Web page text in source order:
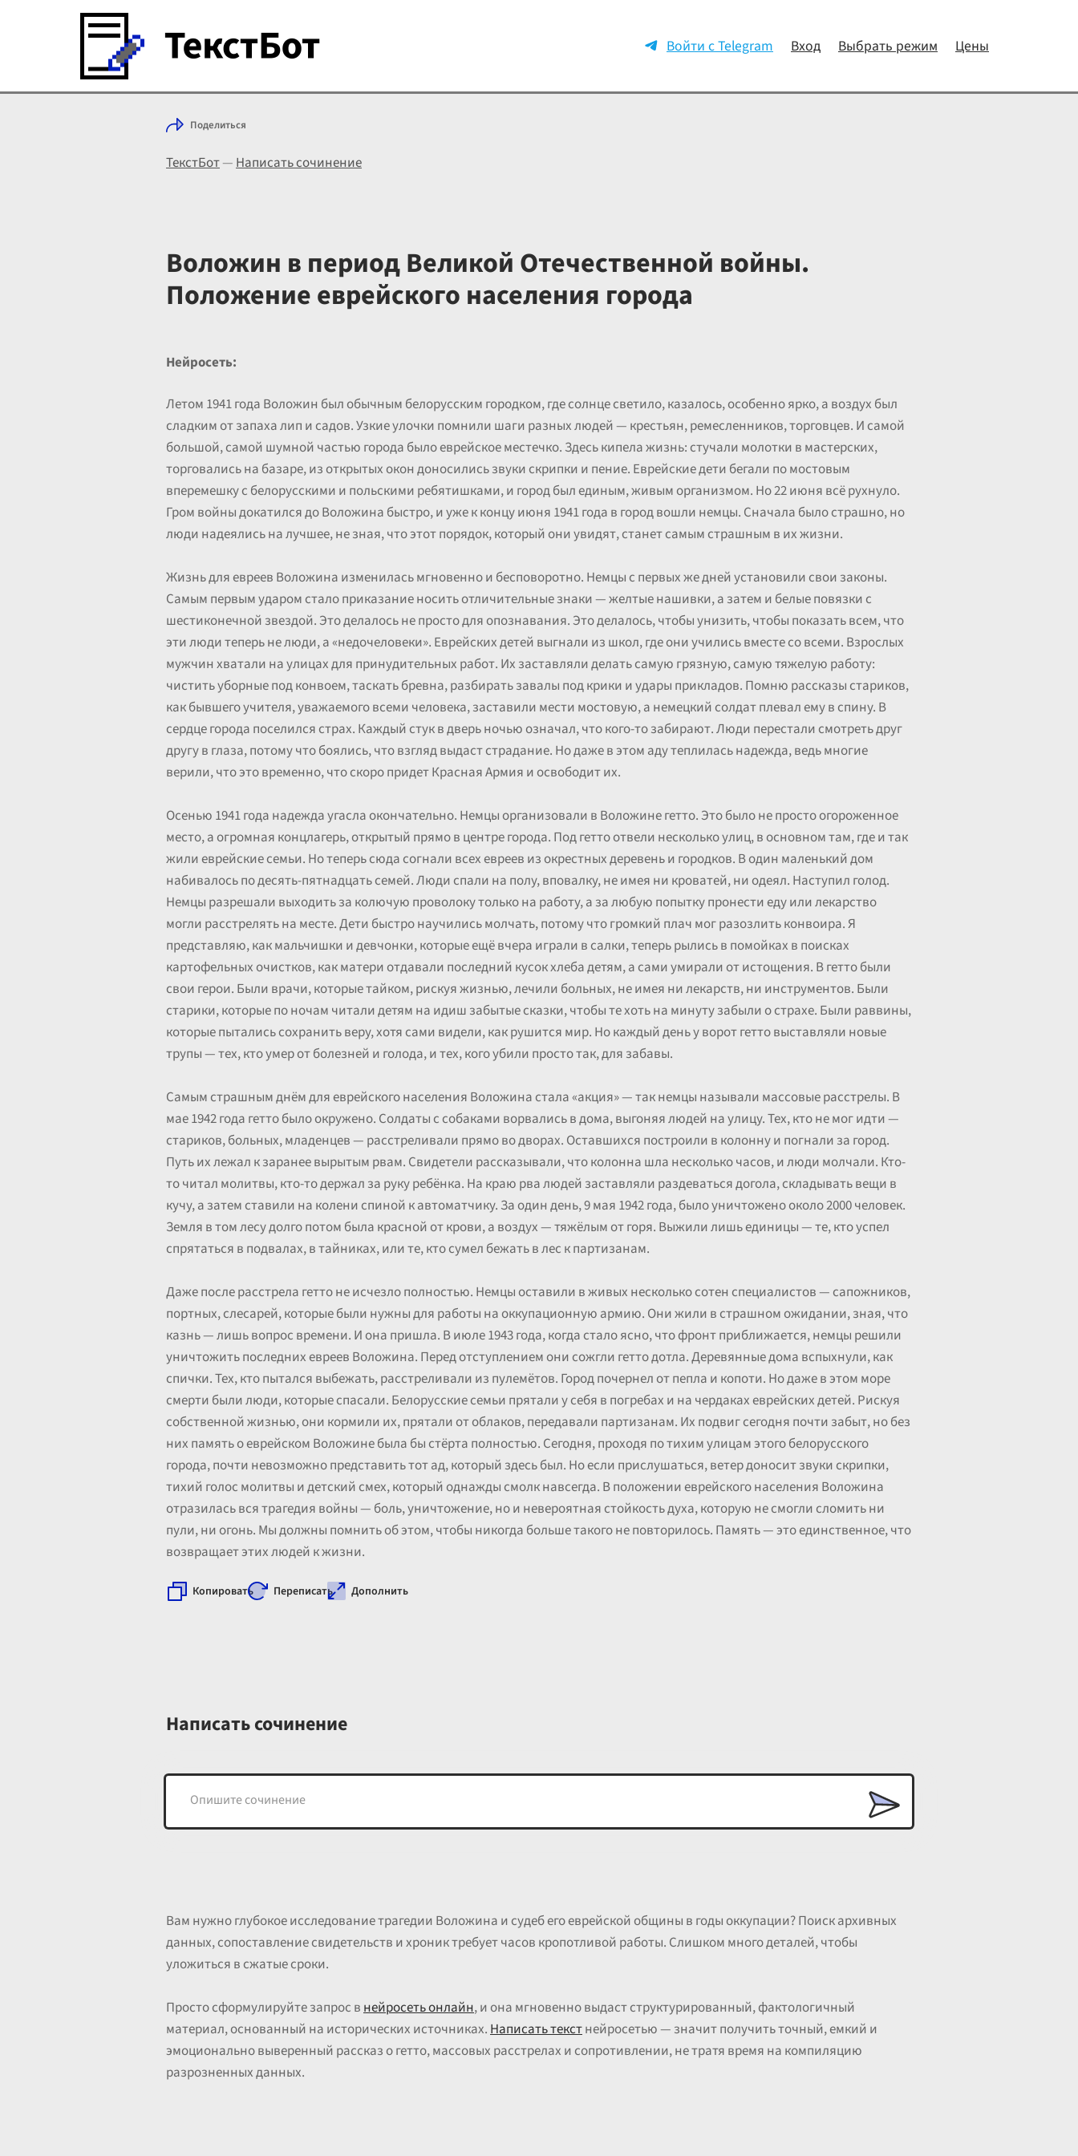
Войти с Telegram Вход Выбрать режим Цены
Поделиться
ТекстБот—Написать сочинение
Воложин в период Великой Отечественной войны.
Положение еврейского населения города
Нейросеть:
Летом 1941 года Воложин был обычным белорусским городком, где солнце светило, казалось, особенно ярко, а воздух был
сладким от запаха лип и садов. Узкие улочки помнили шаги разных людей — крестьян, ремесленников, торговцев. И самой
большой, самой шумной частью города было еврейское местечко. Здесь кипела жизнь: стучали молотки в мастерских,
торговались на базаре, из открытых окон доносились звуки скрипки и пение. Еврейские дети бегали по мостовым
вперемешку с белорусскими и польскими ребятишками, и город был единым, живым организмом. Но 22 июня всё рухнуло.
Гром войны докатился до Воложина быстро, и уже к концу июня 1941 года в город вошли немцы. Сначала было страшно, но
люди надеялись на лучшее, не зная, что этот порядок, который они увидят, станет самым страшным в их жизни.
Жизнь для евреев Воложина изменилась мгновенно и бесповоротно. Немцы с первых же дней установили свои законы.
Самым первым ударом стало приказание носить отличительные знаки — желтые нашивки, а затем и белые повязки с
шестиконечной звездой. Это делалось не просто для опознавания. Это делалось, чтобы унизить, чтобы показать всем, что
эти люди теперь не люди, а «недочеловеки». Еврейских детей выгнали из школ, где они учились вместе со всеми. Взрослых
мужчин хватали на улицах для принудительных работ. Их заставляли делать самую грязную, самую тяжелую работу:
чистить уборные под конвоем, таскать бревна, разбирать завалы под крики и удары прикладов. Помню рассказы стариков,
как бывшего учителя, уважаемого всеми человека, заставили мести мостовую, а немецкий солдат плевал ему в спину. В
сердце города поселился страх. Каждый стук в дверь ночью означал, что кого-то забирают. Люди перестали смотреть друг
другу в глаза, потому что боялись, что взгляд выдаст страдание. Но даже в этом аду теплилась надежда, ведь многие
верили, что это временно, что скоро придет Красная Армия и освободит их.
Осенью 1941 года надежда угасла окончательно. Немцы организовали в Воложине гетто. Это было не просто огороженное
место, а огромная концлагерь, открытый прямо в центре города. Под гетто отвели несколько улиц, в основном там, где и так
жили еврейские семьи. Но теперь сюда согнали всех евреев из окрестных деревень и городков. В один маленький дом
набивалось по десять-пятнадцать семей. Люди спали на полу, вповалку, не имея ни кроватей, ни одеял. Наступил голод.
Немцы разрешали выходить за колючую проволоку только на работу, а за любую попытку пронести еду или лекарство
могли расстрелять на месте. Дети быстро научились молчать, потому что громкий плач мог разозлить конвоира. Я
представляю, как мальчишки и девчонки, которые ещё вчера играли в салки, теперь рылись в помойках в поисках
картофельных очистков, как матери отдавали последний кусок хлеба детям, а сами умирали от истощения. В гетто были
свои герои. Были врачи, которые тайком, рискуя жизнью, лечили больных, не имея ни лекарств, ни инструментов. Были
старики, которые по ночам читали детям на идиш забытые сказки, чтобы те хоть на минуту забыли о страхе. Были раввины,
которые пытались сохранить веру, хотя сами видели, как рушится мир. Но каждый день у ворот гетто выставляли новые
трупы — тех, кто умер от болезней и голода, и тех, кого убили просто так, для забавы.
Самым страшным днём для еврейского населения Воложина стала «акция» — так немцы называли массовые расстрелы. В
мае 1942 года гетто было окружено. Солдаты с собаками ворвались в дома, выгоняя людей на улицу. Тех, кто не мог идти —
стариков, больных, младенцев — расстреливали прямо во дворах. Оставшихся построили в колонну и погнали за город.
Путь их лежал к заранее вырытым рвам. Свидетели рассказывали, что колонна шла несколько часов, и люди молчали. Кто-
то читал молитвы, кто-то держал за руку ребёнка. На краю рва людей заставляли раздеваться догола, складывать вещи в
кучу, а затем ставили на колени спиной к автоматчику. За один день, 9 мая 1942 года, было уничтожено около 2000 человек.
Земля в том лесу долго потом была красной от крови, а воздух — тяжёлым от горя. Выжили лишь единицы — те, кто успел
спрятаться в подвалах, в тайниках, или те, кто сумел бежать в лес к партизанам.
Даже после расстрела гетто не исчезло полностью. Немцы оставили в живых несколько сотен специалистов — сапожников,
портных, слесарей, которые были нужны для работы на оккупационную армию. Они жили в страшном ожидании, зная, что
казнь — лишь вопрос времени. И она пришла. В июле 1943 года, когда стало ясно, что фронт приближается, немцы решили
уничтожить последних евреев Воложина. Перед отступлением они сожгли гетто дотла. Деревянные дома вспыхнули, как
спички. Тех, кто пытался выбежать, расстреливали из пулемётов. Город почернел от пепла и копоти. Но даже в этом море
смерти были люди, которые спасали. Белорусские семьи прятали у себя в погребах и на чердаках еврейских детей. Рискуя
собственной жизнью, они кормили их, прятали от облаков, передавали партизанам. Их подвиг сегодня почти забыт, но без
них память о еврейском Воложине была бы стёрта полностью. Сегодня, проходя по тихим улицам этого белорусского
города, почти невозможно представить тот ад, который здесь был. Но если прислушаться, ветер доносит звуки скрипки,
тихий голос молитвы и детский смех, который однажды смолк навсегда. В положении еврейского населения Воложина
отразилась вся трагедия войны — боль, уничтожение, но и невероятная стойкость духа, которую не смогли сломить ни
пули, ни огонь. Мы должны помнить об этом, чтобы никогда больше такого не повторилось. Память — это единственное, что
возвращает этих людей к жизни.
Копировать Переписать Дополнить
Написать сочинение
Вам нужно глубокое исследование трагедии Воложина и судеб его еврейской общины в годы оккупации? Поиск архивных
данных, сопоставление свидетельств и хроник требует часов кропотливой работы. Слишком много деталей, чтобы
уложиться в сжатые сроки.
Просто сформулируйте запрос внейросеть онлайн, и она мгновенно выдаст структурированный, фактологичный
материал, основанный на исторических источниках.Написать текстнейросетью — значит получить точный, емкий и
эмоционально выверенный рассказ о гетто, массовых расстрелах и сопротивлении, не тратя время на компиляцию
разрозненных данных.